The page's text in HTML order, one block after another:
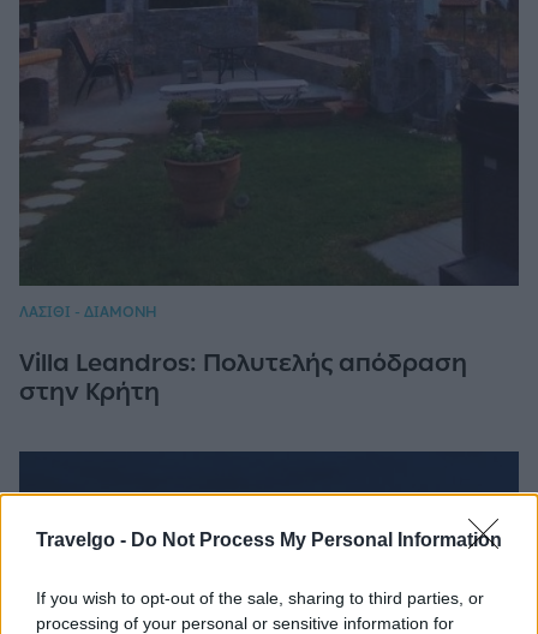
Travelgo - Do Not Process My Personal Information
If you wish to opt-out of the sale, sharing to third parties, or
processing of your personal or sensitive information for
ΛΑΣΙΘΙ - ΔΙΑΜΟΝΗ
Villa Leandros: Πολυτελής απόδραση
στην Κρήτη